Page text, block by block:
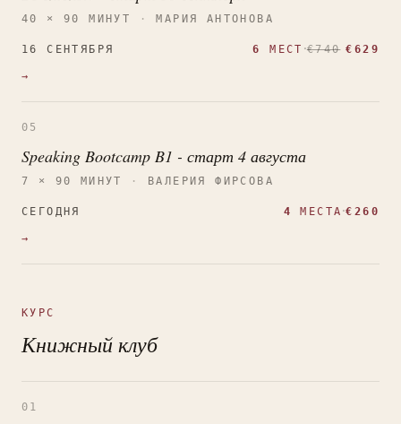
40 × 90 МИНУТ · МАРИЯ АНТОНОВА
16 СЕНТЯБРЯ 6 МЕСТ ·€740 €629
→
05
Speaking Bootcamp B1 - старт 4 августа
7 × 90 МИНУТ · ВАЛЕРИЯ ФИРСОВА
СЕГОДНЯ 4 МЕСТА ·€260
→
КУРС
Книжный клуб
01